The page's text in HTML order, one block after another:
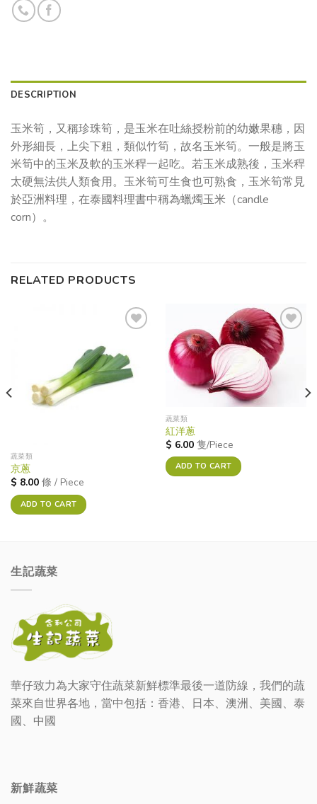
DESCRIPTION
玉米筍，又稱珍珠筍，是玉米在吐絲授粉前的幼嫩果穗，因
外形細長，上尖下粗，類似竹筍，故名玉米筍。一般是將玉
米筍中的玉米及軟的玉米稈一起吃。若玉米成熟後，玉米稈
太硬無法供人類食用。玉米筍可生食也可熟食，玉米筍常見
於亞洲料理，在泰國料理書中稱為蠟燭玉米（candle
corn）。
RELATED PRODUCTS
蔬菜類
京蔥
$ 8.00 條 / Piece
ADD TO CART
Add to
wishlist
蔬菜類
紅洋蔥
$ 6.00 隻/Piece
ADD TO CART
生記蔬菜
華仔致力為大家守住蔬菜新鮮標準最後一道防線，我們的蔬
菜來自世界各地，當中包括：香港、日本、澳洲、美國、泰
國、中國
新鮮蔬菜